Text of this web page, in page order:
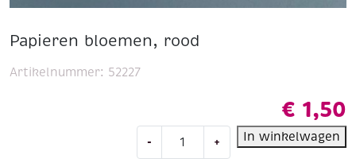
Papieren bloemen, rood
€ 1,50
-
bloemen,
+ In winkelwagen
Artikelnummer: 52227